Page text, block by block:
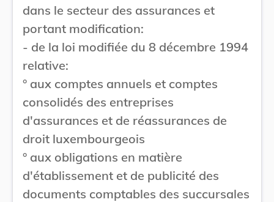
dans le secteur des assurances et
portant modification:
- de la loi modifiée du 8 décembre 1994
relative:
° aux comptes annuels et comptes
consolidés des entreprises
d'assurances et de réassurances de
droit luxembourgeois
° aux obligations en matière
d'établissement et de publicité des
documents comptables des succursales